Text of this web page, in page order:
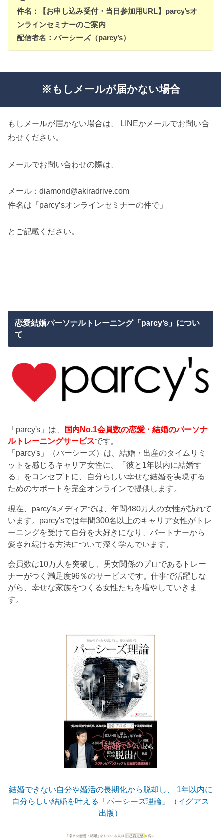
件名：【お申し込み受付・当日参加用URL】parcy’sオ
ンラインセミナーのご案内
配信者名：パーシーズ（parcy’s）
※もしメールが届かない場合
もしメールが届かない場合は、 LINEかメールでお問い合
わせください。
メールでお問い合わせの際は、
メール：diamond@akiradrive.com
件名は「parcy’sオンラインセミナーの件で」
とご記載ください。
恋愛結婚パーソナルトレーニング「parcy’s」につい
て
「parcy's」は、
国内No.1会員数の恋愛・結婚のパーソナ
ルトレーニングサービスです。
「parcy's」（パーシーズ）は、結婚・出産のタイムリミ
ットを感じるキャリア女性に、「彼と1年以内に結婚す
る」をコンセプトに、自分らしい幸せな結婚を実現する
ためのサポートを完全オンラインで提供します。
現在、parcy'sメディアでは、年間480万人の女性が訪れて
います。parcy'sでは年間300名以上のキャリア女性がトレ
ーニングを受けて自分を大好きになり、パートナーから
愛され続ける方法について深く学んでいます。
会員数は10万人を突破し、男女関係のプロであるトレー
ナーがつく満足度96％のサービスです。仕事で活躍しな
がら、幸せな家族をつくる女性たちを増やしていきま
す。
結婚できない自分や婚活の長期化から脱却し、 1年以内に
自分らしい結婚を叶える「パーシーズ理論」（イグアス
出版）